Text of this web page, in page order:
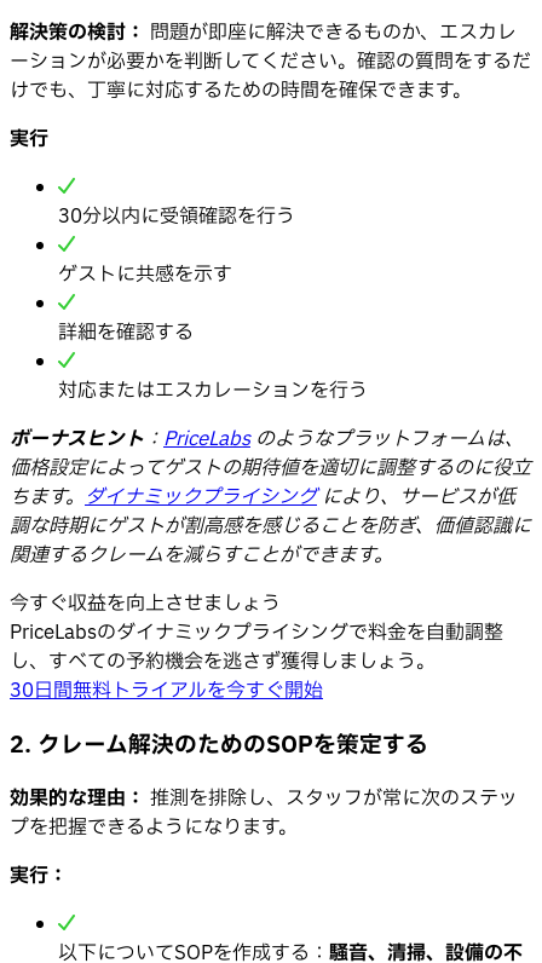
解決策の検討： 問題が即座に解決できるものか、エスカレ
ーションが必要かを判断してください。確認の質問をするだ
けでも、丁寧に対応するための時間を確保できます。
実行
30分以内に受領確認を行う
ゲストに共感を示す
詳細を確認する
対応またはエスカレーションを行う
ボーナスヒント ：PriceLabsのようなプラットフォームは、
価格設定によってゲストの期待値を適切に調整するのに役立
ちます。 ダイナミックプライシングにより、サービスが低
調な時期にゲストが割高感を感じることを防ぎ、価値認識に
関連するクレームを減らすことができます。
今すぐ収益を向上させましょう
PriceLabsのダイナミックプライシングで料金を自動調整
し、すべての予約機会を逃さず獲得しましょう。
30日間無料トライアルを今すぐ開始
2. クレーム解決のためのSOPを策定する
効果的な理由： 推測を排除し、スタッフが常に次のステッ
プを把握できるようになります。
実行：
以下についてSOPを作成する： 騒音、清掃、設備の不